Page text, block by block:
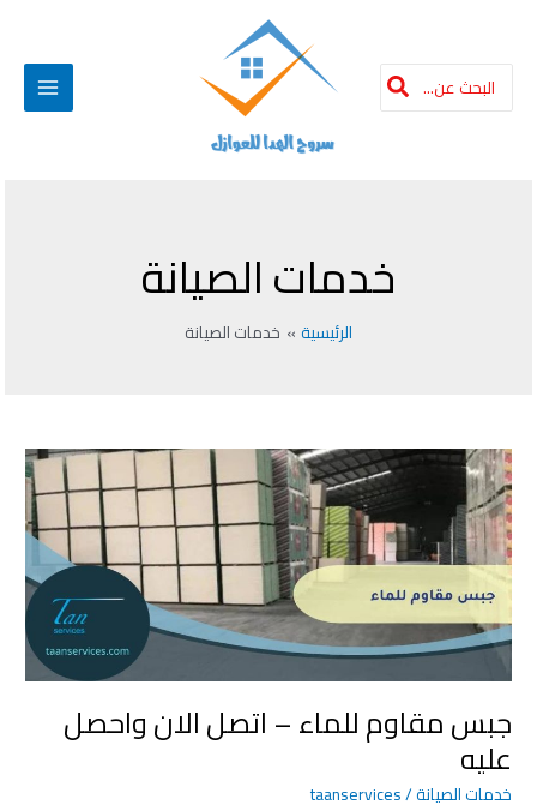
المحتوى
البحث
عن:
خدمات الصيانة
الرئيسية خدمات الصيانة
جبس مقاوم للماء – اتصل الان واحصل
عليه
خدمات الصيانة/
taanservices
جبس
مقاوم
للماء
–
اتصل
الان
واحصل
عليه